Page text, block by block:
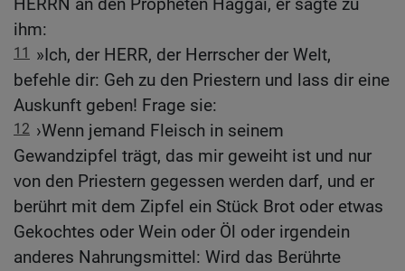
HERRN an den Propheten Haggai, er sagte zu
ihm:
11
»Ich, der HERR, der Herrscher der Welt,
befehle dir: Geh zu den Priestern und lass dir eine
Auskunft geben! Frage sie:
12 ›Wenn jemand Fleisch in seinem
Gewandzipfel trägt, das mir geweiht ist und nur
von den Priestern gegessen werden darf, und er
berührt mit dem Zipfel ein Stück Brot oder etwas
Gekochtes oder Wein oder Öl oder irgendein
anderes Nahrungsmittel: Wird das Berührte